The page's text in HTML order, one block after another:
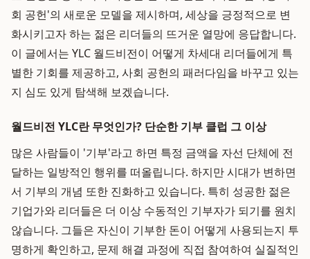
회 공헌'의 새로운 모델을 제시하며, 세상을 긍정적으로 변
화시키고자 하는 젊은 리더들의 뜨거운 열망에 응답합니다.
이 글에서는 YLC 월드비전이 어떻게 차세대 리더들에게 특
별한 기회를 제공하고, 사회 공헌의 패러다임을 바꾸고 있는
지 심도 있게 탐색해 보겠습니다.
월드비전 YLC란 무엇인가? 단순한 기부 클럽 그 이상
많은 사람들이 '기부'라고 하면 특정 금액을 자선 단체에 전
달하는 일방적인 행위를 떠올립니다. 하지만 시대가 변하면
서 기부의 개념 또한 진화하고 있습니다. 특히 성공한 젊은
기업가와 리더들은 더 이상 수동적인 기부자가 되기를 원치
않습니다. 그들은 자신이 기부한 돈이 어떻게 사용되는지 투
명하게 확인하고, 문제 해결 과정에 직접 참여하여 실질적인